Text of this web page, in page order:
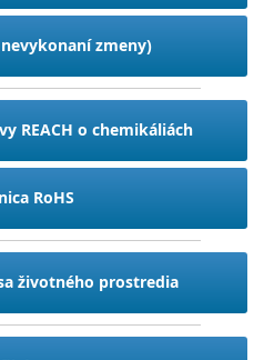
zmeny)
REACH o chemikáliách
RoHS
životného prostredia